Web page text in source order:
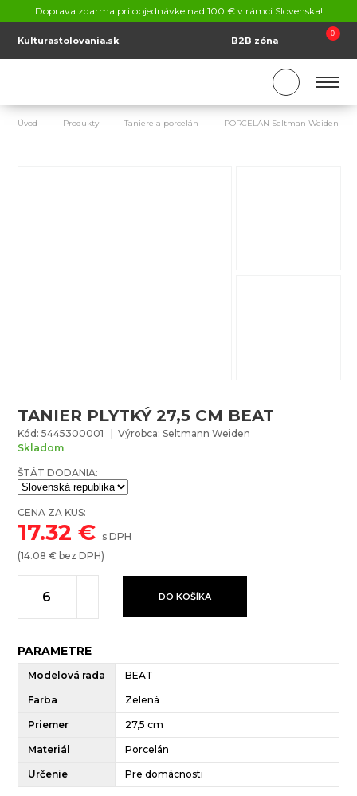
Doprava zdarma pri objednávke nad 100 € v rámci Slovenska!
Kulturastolovania.sk B2B zóna
0
SK
Úvod Produkty Taniere a porcelán PORCELÁN Seltman Weiden
TANIER PLYTKÝ 27,5 CM BEAT
Kód: 5445300001 | Výrobca: Seltmann Weiden
Skladom
ŠTÁT DODANIA:
CENA ZA KUS:
17.32 € s DPH
(14.08 € bez DPH)
DO KOŠÍKA
PARAMETRE
Modelová rada BEAT
Farba Zelená
Priemer 27,5 cm
Materiál Porcelán
Určenie Pre domácnosti